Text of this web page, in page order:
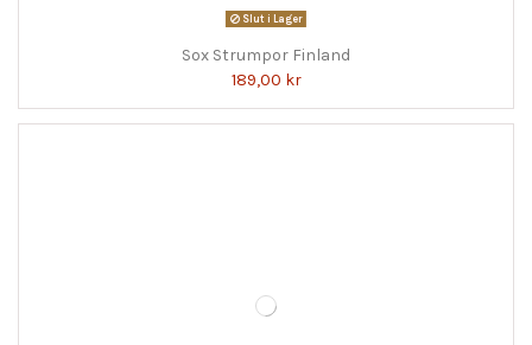
Slut i Lager
Sox Strumpor Finland
189,00 kr